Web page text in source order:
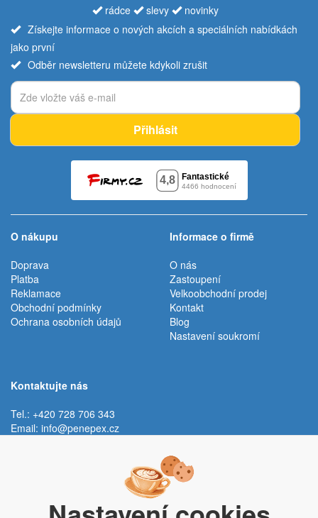
rádce slevy
novinky
Získejte informace o nových akcích a speciálních nabídkách
jako první
Odběr newsletteru můžete kdykoli zrušit
Přihlásit
O nákupu
Doprava
Platba
Reklamace
Obchodní podmínky
Ochrana osobních údajů
Informace o firmě
O nás
Zastoupení
Velkoobchodní prodej
Kontakt
Blog
Nastavení soukromí
Kontaktujte nás
Tel.: +420 728 706 343
Email: info@penepex.cz
Trávník 2076, 686 03 Staré Město